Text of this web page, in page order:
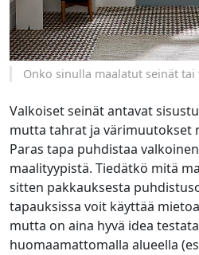
Onko sinulla maalatut seinät tai
Valkoiset seinät antavat
mutta tahrat ja värimuutokset
Paras tapa puhdistaa
maalityypistä. Tiedätkö mitä
sitten pakkauksesta
tapauksissa voit käyttää
mutta on aina hyvä idea
huomaamattomalla alueella